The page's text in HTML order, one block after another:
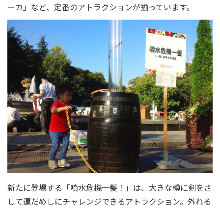
ーカ」など、定番のアトラクションが揃っています。
新たに登場する「噴水危機一髪！」は、大きな樽に剣をさ
して運だめしにチャレンジできるアトラクション。外れる